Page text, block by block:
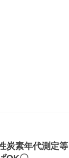
炭素年代測定